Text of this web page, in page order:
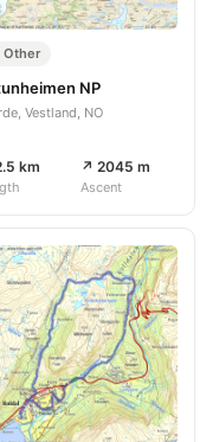
Other
NP
Vestland, NO
km ↗ 2045 m
Ascent